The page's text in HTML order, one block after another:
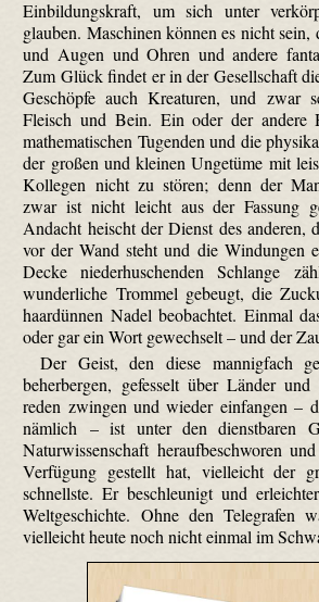
Einbildungskraft, um sich unter
glauben. Maschinen können es nicht sein,
und Augen und Ohren und andere
Zum Glück findet er in der Gesellschaft
Geschöpfe auch Kreaturen, und zwar
Fleisch und Bein. Ein oder der andere
mathematischen Tugenden und die
der großen und kleinen Ungetüme mit
Kollegen nicht zu stören; denn der
zwar ist nicht leicht aus der Fassung
Andacht heischt der Dienst des anderen,
vor der Wand steht und die Windungen
Decke nieder­huschenden Schlange
wunderliche Trommel gebeugt, die
haardünnen Nadel beobachtet. Einmal
oder gar ein Wort gewechselt – und der
Der Geist, den diese mannigfach
beherbergen, gefesselt über Länder
reden zwingen und wieder einfangen –
nämlich – ist unter den dienstbaren
Naturwissenschaft heraufbeschworen
Verfügung gestellt hat, vielleicht der
schnellste. Er beschleunigt und
Weltgeschichte. Ohne den Telegrafen
vielleicht heute noch nicht einmal im